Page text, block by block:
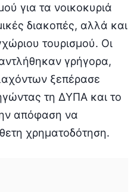
για τα νοικοκυριά
διακοπές, αλλά και
τουρισμού. Οι
γρήγορα,
ξεπέρασε
τη ΔΥΠΑ και το
απόφαση να
χρηματοδότηση.